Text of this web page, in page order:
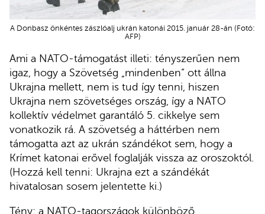
A Donbasz önkéntes zászlóalj ukrán katonái 2015. január 28-án (Fotó:
AFP)
Ami a NATO-támogatást illeti: tényszerűen nem
igaz, hogy a Szövetség „mindenben“ ott állna
Ukrajna mellett, nem is tud így tenni, hiszen
Ukrajna nem szövetséges ország, így a NATO
kollektív védelmet garantáló 5. cikkelye sem
vonatkozik rá. A szövetség a háttérben nem
támogatta azt az ukrán szándékot sem, hogy a
Krímet katonai erővel foglalják vissza az oroszoktól.
(Hozzá kell tenni: Ukrajna ezt a szándékát
hivatalosan sosem jelentette ki.)
Tény: a NATO-tagországok különböző